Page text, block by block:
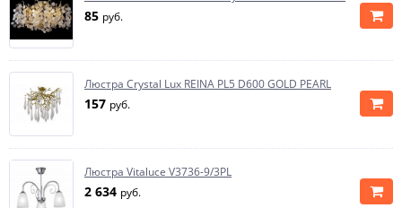
85 руб.
Люстра Crystal Lux REINA PL5 D600 GOLD PEARL
157 руб.
Люстра Vitaluce V3736-9/3PL
2 634 руб.